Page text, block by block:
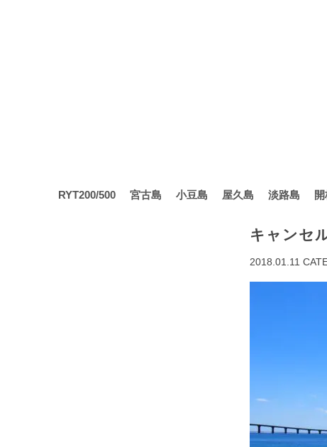
キャンセ
2018.01.11
RYT200/500 宮古島 小豆島 屋久島 淡路島